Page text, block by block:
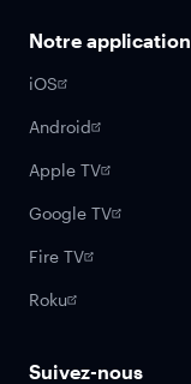
Notre application
iOS
Android
Apple TV
Google TV
Fire TV
Roku
Suivez-nous